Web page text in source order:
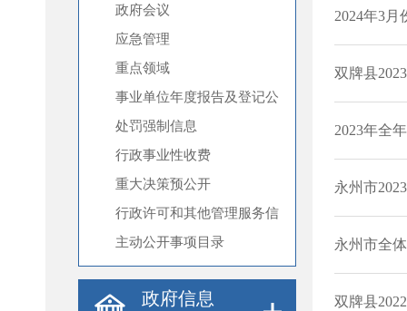
政府会议
应急管理
重点领域
事业单位年度报告及登记公
示
处罚强制信息
行政事业性收费
重大决策预公开
行政许可和其他管理服务信
息
主动公开事项目录
政府信息